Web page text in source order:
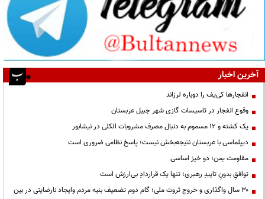
آخرین اخبار
انفجارها کی‌یف را دوباره لرزاند
وقوع انفجار در تاسیسات گازی شهر جبیل عربستان
یک کشته و ۱۲ مسموم به دنبال مصرف مشروبات الکلی در نیشابور
دیپلماسی با عربستان نتیجه‌بخش نیست؛ پاسخ نظامی ضروری است
مقاومت یمن؛ دو خیز اساسی
توافقِ بدونِ تاییدِ رهبری؛ تنها یک قراردادِ بی‌ارزش است
۳۰ سال واگذاری و خروج ثروت ملی؛ گام دوم تضعیف بنیه مردم وایجاد نارضایتی در بین